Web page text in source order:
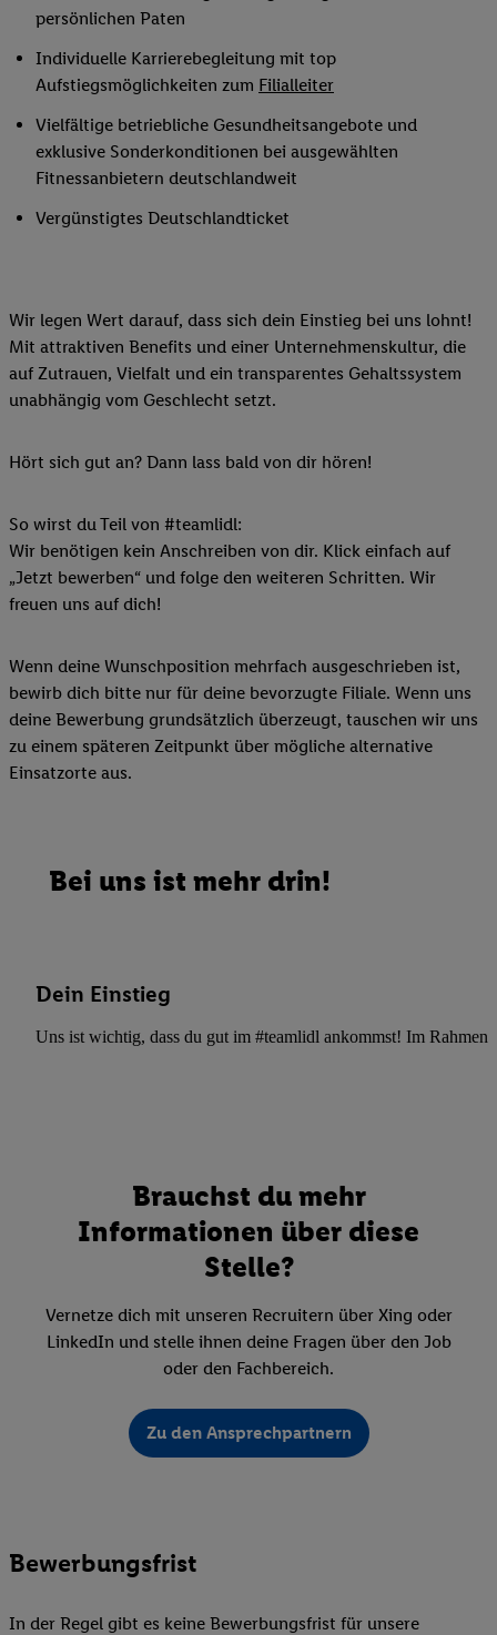
persönlichen Paten
Individuelle Karrierebegleitung mit top
Aufstiegsmöglichkeiten zum Filialleiter
Vielfältige betriebliche Gesundheitsangebote und
exklusive Sonderkonditionen bei ausgewählten
Fitnessanbietern deutschlandweit
Vergünstigtes Deutschlandticket
Wir legen Wert darauf, dass sich dein Einstieg bei uns lohnt!
Mit attraktiven Benefits und einer Unternehmenskultur, die
auf Zutrauen, Vielfalt und ein transparentes Gehaltssystem
unabhängig vom Geschlecht setzt.
Hört sich gut an? Dann lass bald von dir hören!
So wirst du Teil von #teamlidl:
Wir benötigen kein Anschreiben von dir. Klick einfach auf
„Jetzt bewerben“ und folge den weiteren Schritten. Wir
freuen uns auf dich!
Wenn deine Wunschposition mehrfach ausgeschrieben ist,
bewirb dich bitte nur für deine bevorzugte Filiale. Wenn uns
deine Bewerbung grundsätzlich überzeugt, tauschen wir uns
zu einem späteren Zeitpunkt über mögliche alternative
Einsatzorte aus.
Bei uns ist mehr drin!
Dein Einstieg
Uns ist wichtig, dass du gut im #teamlidl ankommst! Im Rahmen
Brauchst du mehr
Informationen über diese
Stelle?
Vernetze dich mit unseren Recruitern über Xing oder
LinkedIn und stelle ihnen deine Fragen über den Job
oder den Fachbereich.
Zu den Ansprechpartnern
Bewerbungsfrist
In der Regel gibt es keine Bewerbungsfrist für unsere